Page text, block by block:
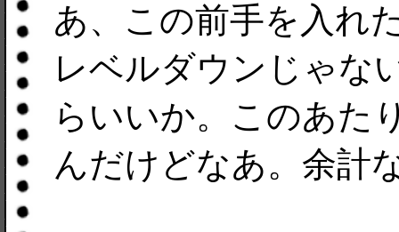
あ、この前手を入れ
レベルダウンじゃな
らいいか。このあた
んだけどなあ。余計